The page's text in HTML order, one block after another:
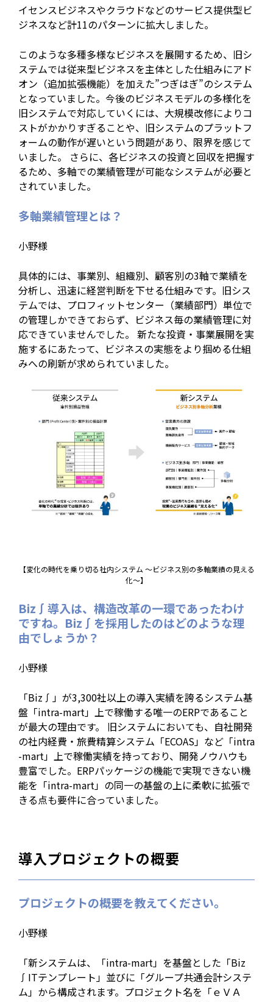
イセンスビジネスやクラウドなどのサービス提供型ビ
ジネスなど計11のパターンに拡大しました。
このような多種多様なビジネスを展開するため、旧シ
ステムでは従来型ビジネスを主体とした仕組みにアド
オン（追加拡張機能）を加えた”つぎはぎ”のシステム
となっていました。今後のビジネスモデルの多様化を
旧システムで対応していくには、大規模改修によりコ
ストがかかりすぎることや、旧システムのプラットフ
ォームの動作が遅いという問題があり、限界を感じて
いました。 さらに、各ビジネスの投資と回収を把握す
るため、多軸での業績管理が可能なシステムが必要と
されていました。
多軸業績管理とは？
小野様
具体的には、事業別、組織別、顧客別の3軸で業績を
分析し、迅速に経営判断を下せる仕組みです。旧シス
テムでは、プロフィットセンター（業績部門）単位で
の管理しかできておらず、ビジネス毎の業績管理に対
応できていませんでした。 新たな投資・事業展開を実
施するにあたって、ビジネスの実態をより掴める仕組
みへの刷新が求められていました。
【変化の時代を乗り切る社内システム ～ビジネス別の多軸業績の見える
化～】
Biz∫導入は、構造改革の一環であったわけ
ですね。Biz∫を採用したのはどのような理
由でしょうか？
小野様
「Biz∫」が3,300社以上の導入実績を誇るシステム基
盤「intra-mart」上で稼働する唯一のERPであること
が最大の理由です。 旧システムにおいても、自社開発
の社内経費・旅費精算システム「ECOAS」など「intra
-mart」上で稼働実績を持っており、開発ノウハウも
豊富でした。ERPパッケージの機能で実現できない機
能を「intra-mart」の同一の基盤の上に柔軟に拡張で
きる点も要件に合っていました。
導入プロジェクトの概要
プロジェクトの概要を教えてください。
小野様
「新システムは、「intra-mart」を基盤とした「Biz
∫ITテンプレート」並びに「グループ共通会計システ
ム」から構成されます。プロジェクト名を「ｅＶＡ